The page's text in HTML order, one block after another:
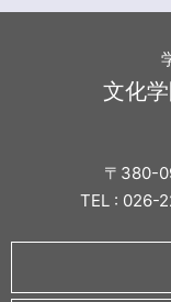
文化
〒380-
TEL : 026-